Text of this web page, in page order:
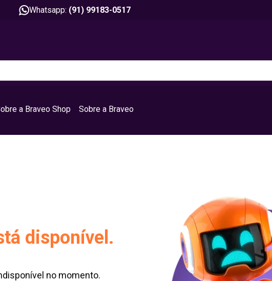
Whatsapp: (91) 99183-0517
a Braveo Shop Sobre a Braveo
disponível.
no momento.